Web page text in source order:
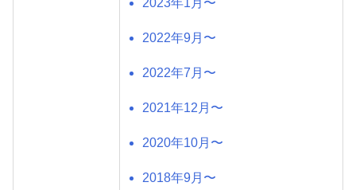
2023年1月〜
2022年9月〜
2022年7月〜
2021年12月〜
2020年10月〜
2018年9月〜